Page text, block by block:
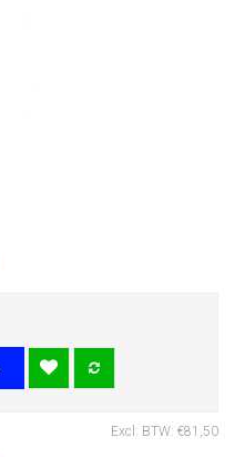
Excl. BTW: €81,50